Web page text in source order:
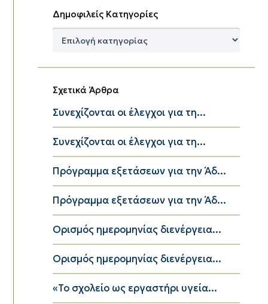
Δημοφιλείς Κατηγορίες
Δημοφιλείς
Σχετικά Άρθρα
Συνεχίζονται οι έλεγχοι για τη...
Συνεχίζονται οι έλεγχοι για τη...
Πρόγραμμα εξετάσεων για την Άδ...
Πρόγραμμα εξετάσεων για την Άδ...
Ορισμός ημερομηνίας διενέργεια...
Ορισμός ημερομηνίας διενέργεια...
«Το σχολείο ως εργαστήρι υγεία...